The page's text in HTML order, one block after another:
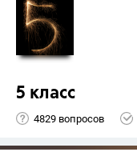
5 класс
4829 вопросов